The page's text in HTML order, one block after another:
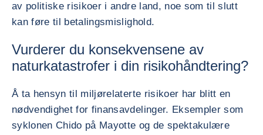
av politiske risikoer i andre land, noe som til slutt
kan føre til betalingsmislighold.
Vurderer du konsekvensene av
naturkatastrofer i din risikohåndtering?
Å ta hensyn til miljørelaterte risikoer har blitt en
nødvendighet for finansavdelinger. Eksempler som
syklonen Chido på Mayotte og de spektakulære